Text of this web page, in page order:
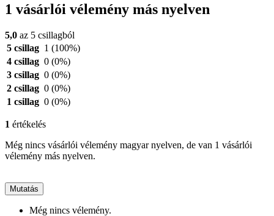
1 vásárlói vélemény más nyelven
5,0 az 5 csillagból
5 csillag 1 (100%)
4 csillag 0 (0%)
3 csillag 0 (0%)
2 csillag 0 (0%)
1 csillag 0 (0%)
1 értékelés
Még nincs vásárlói vélemény magyar nyelven, de van 1 vásárlói
vélemény más nyelven.
Mutatás
Még nincs vélemény.